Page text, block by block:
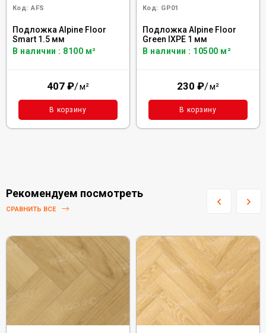
Код: AFS
Подложка Alpine Floor
Smart 1.5 мм
В наличии : 8100 м²
407 ₽/м²
В корзину
Код: GP01
Подложка Alpine Floor
Green IXPE 1 мм
В наличии : 10500 м²
230 ₽/м²
В корзину
Рекомендуем посмотреть
СРАВНИТЬ ВСЕ